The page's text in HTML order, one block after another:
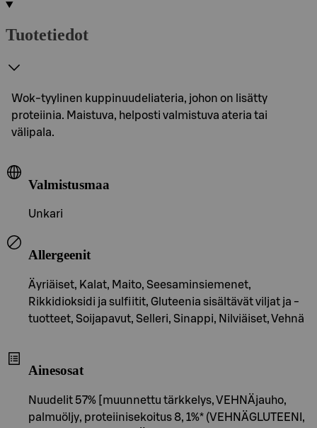
Tuotetiedot
Wok-tyylinen kuppinuudeliateria, johon on lisätty
proteiinia. Maistuva, helposti valmistuva ateria tai
välipala.
Valmistusmaa
Unkari
Allergeenit
Äyriäiset, Kalat, Maito, Seesaminsiemenet,
Rikkidioksidi ja sulfiitit, Gluteenia sisältävät viljat ja -
tuotteet, Soijapavut, Selleri, Sinappi, Nilviäiset, Vehnä
Ainesosat
Nuudelit 57% [muunnettu tärkkelys, VEHNÄjauho,
palmuöljy, proteiinisekoitus 8, 1%* (VEHNÄGLUTEENI,